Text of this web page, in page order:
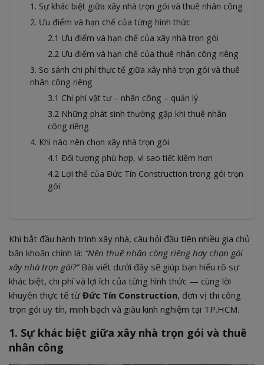
1. Sự khác biệt giữa xây nhà trọn gói và thuê nhân công
2. Ưu điểm và hạn chế của từng hình thức
2.1 Ưu điểm và hạn chế của xây nhà trọn gói
2.2 Ưu điểm và hạn chế của thuê nhân công riêng
3. So sánh chi phí thực tế giữa xây nhà trọn gói và thuê
nhân công riêng
3.1 Chi phí vật tư – nhân công – quản lý
3.2 Những phát sinh thường gặp khi thuê nhân
công riêng
4. Khi nào nên chọn xây nhà trọn gói
4.1 Đối tượng phù hợp, vì sao tiết kiệm hơn
4.2 Lợi thế của Đức Tín Construction trong gói trọn
gói
Khi bắt đầu hành trình xây nhà, câu hỏi đầu tiên nhiều gia chủ
băn khoăn chính là: “Nên thuê nhân công riêng hay chọn gói
xây nhà trọn gói?”Bài viết dưới đây sẽ giúp bạn hiểu rõ sự
khác biệt, chi phí và lợi ích của từng hình thức — cùng lời
khuyên thực tế từĐức Tín Construction, đơn vị thi công
trọn gói uy tín, minh bạch và giàu kinh nghiệm tại TP.HCM.
1. Sự khác biệt giữa xây nhà trọn gói và thuê
nhân công